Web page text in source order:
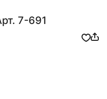
7-691